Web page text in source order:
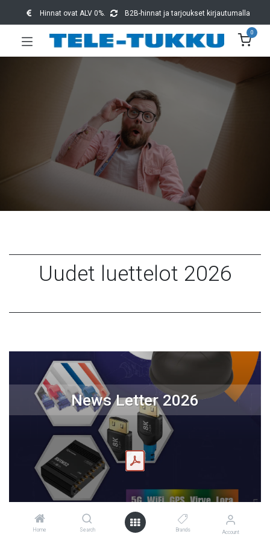
Home Search Brands Account
Hinnat ovat ALV 0%. B2B-hinnat ja tarjoukset kirjautumalla
0
Uudet luettelot 2026
News Letter 2026